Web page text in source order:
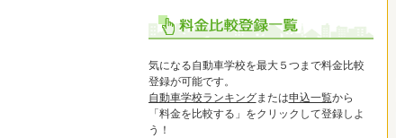
気になる自動車学校を最大５つまで料金比較
登録が可能です。
自動車学校ランキングまたは申込一覧から
「料金を比較する」をクリックして登録しよ
う！